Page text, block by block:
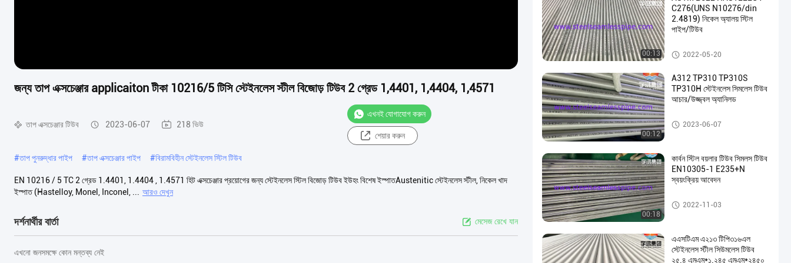
জন্য তাপ এক্সচেঞ্জার applicaiton টীকা 10216/5 টিসি স্টেইনলেস স্টীল বিজোড় টিউব 2 গ্রেড 1,4401, 1,4404, 1,4571
তাপ এক্সচেঞ্জার টিউব 2023-06-07 218 ভিউ
এখনই যোগাযোগ করুন
শেয়ার করুন
#তাপ পুনরুদ্ধার পাইপ #তাপ এক্সচেঞ্জার পাইপ #বিরামবিহীন স্টেইনলেস স্টিল টিউব
EN 10216 / 5 TC 2 গ্রেড 1.4401, 1.4404 , 1.4571 হিট এক্সচেঞ্জার প্রয়োগের জন্য স্টেইনলেস স্টিল বিজোড় টিউব ইউহং বিশেষ ইস্পাতAustenitic স্টেইনলেস স্টীল, নিকেল খাদ
ইস্পাত (Hastelloy, Monel, Inconel, ... আরও দেখুন
দর্শনার্থীর বার্তা মেসেজ রেখে যান
এখনো জনসমক্ষে কোন মন্তব্য নেই
00:13
C276(UNS N10276/din
2.4819) নিকেল অ্যালয় স্টিল
পাইপ/টিউব
নিকেল খাদ পাইপ
2022-05-20
00:12
A312 TP310 TP310S
TP310H স্টেইনলেস সিমলেস টিউব
আচার/উজ্জ্বল অ্যানিলড
স্টেইনলেস স্টীল বিজোড় পাইপ
2023-06-07
00:18
কার্বন স্টিল বয়লার টিউব সিমলস টিউব
EN10305-1 E235+N
স্বয়ংক্রিয় আবেদন
বয়লার টিউব
2022-11-03
এএসটিএম এ২১৩ টিপি৩১৬এল
স্টেইনলেস স্টীল সিউমলেস টিউব
২৫.৪ এমএম*১.২৪৫ এমএম*২৪৫০